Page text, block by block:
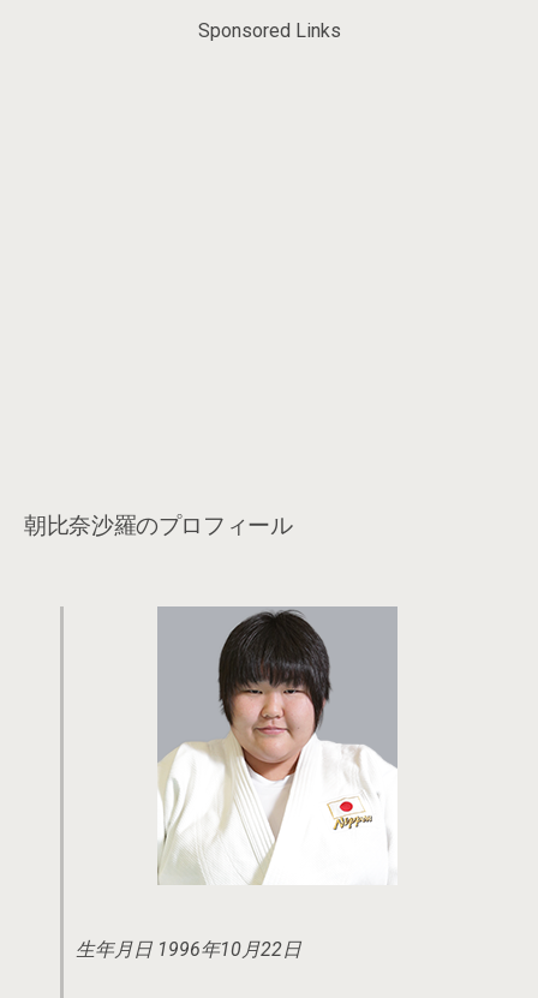
Sponsored Links
朝比奈沙羅のプロフィール
生年月日 1996年10月22日